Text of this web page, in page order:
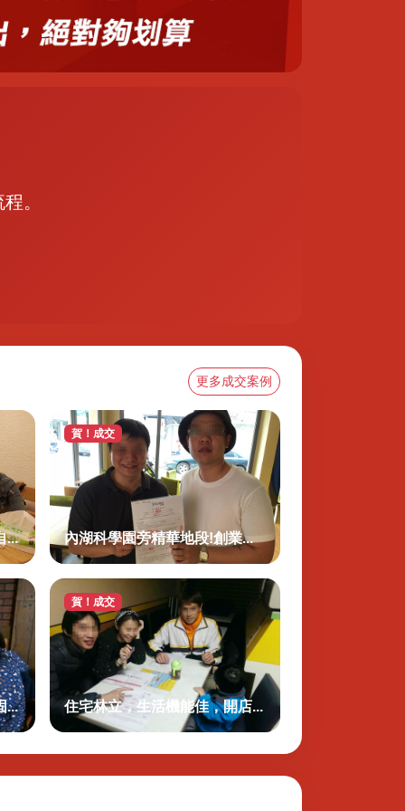
。
更多成交案例
...
賀！成交
內湖科學園旁精華地段!創業...
...
賀！成交
住宅林立，生活機能佳，開店...